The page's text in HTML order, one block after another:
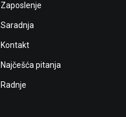
Zaposlenje
Saradnja
Kontakt
Najčešća pitanja
Radnje